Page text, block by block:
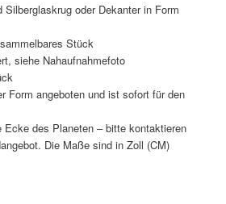
oder Dekanter in Form
Stück
siehe Nahaufnahmefoto
Form angeboten und ist sofort für den
Ecke des Planeten – bitte kontaktieren
Die Maße sind in Zoll (CM)